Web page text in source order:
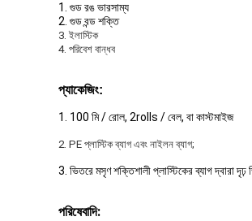
1. গুড রঙ ভারসাম্য
2. গুড বন্ড শক্তি
3. ইলাস্টিক
4. পরিবেশ বান্ধব
প্যাকেজিং:
1. 100 মি / রোল, 2rolls / বেল, বা কাস্টমাইজ
2. PE প্লাস্টিক ব্যাগ এবং নাইলন ব্যাগ;
3. ভিতরে মসৃণ শক্তিশালী প্লাস্টিকের ব্যাগ দ্বারা
পরিষেবাদি: